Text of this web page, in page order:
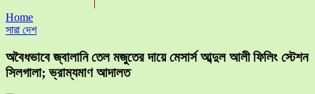
Home
সারা দেশ
অবৈধভাবে জ্বালানি তেল মজুতের দায়ে মেসার্স আব্দুল আলী ফিলিং স্টেশন
সিলগালা; ভ্রাম্যমাণ আদালত